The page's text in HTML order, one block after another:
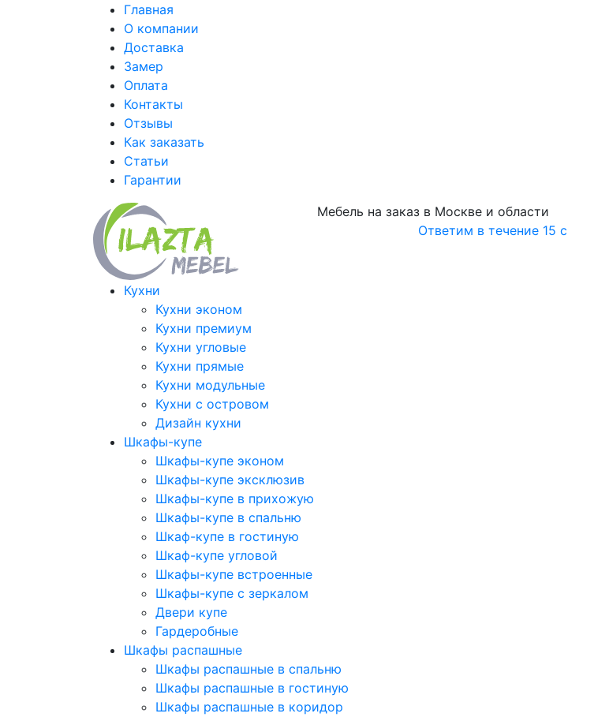
Главная
О компании
Доставка
Замер
Оплата
Контакты
Отзывы
Как заказать
Статьи
Гарантии
Мебель на заказ в Москве и области
Ответим в течение 15 с
Кухни
Кухни эконом
Кухни премиум
Кухни угловые
Кухни прямые
Кухни модульные
Кухни с островом
Дизайн кухни
Шкафы-купе
Шкафы-купе эконом
Шкафы-купе эксклюзив
Шкафы-купе в прихожую
Шкафы-купе в спальню
Шкаф-купе в гостиную
Шкаф-купе угловой
Шкафы-купе встроенные
Шкафы-купе с зеркалом
Двери купе
Гардеробные
Шкафы распашные
Шкафы распашные в спальню
Шкафы распашные в гостиную
Шкафы распашные в коридор